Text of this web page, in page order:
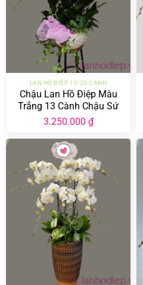
LAN HỒ ĐIỆP 10-20 CÀNH
Chậu Lan Hồ Điệp Màu
Trắng 13 Cành Chậu Sứ
LHD-MT-13-CS-01
3.250.000 ₫